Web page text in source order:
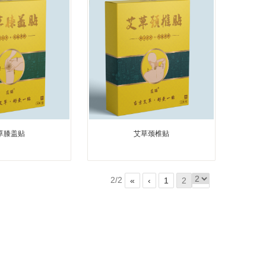
膝盖贴 艾草颈椎贴
2/2 « ‹ 1 2